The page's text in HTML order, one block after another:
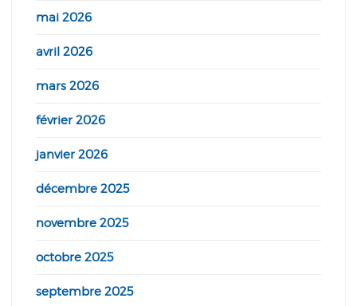
mai 2026
avril 2026
mars 2026
février 2026
janvier 2026
décembre 2025
novembre 2025
octobre 2025
septembre 2025